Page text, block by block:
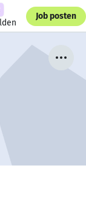
Job posten